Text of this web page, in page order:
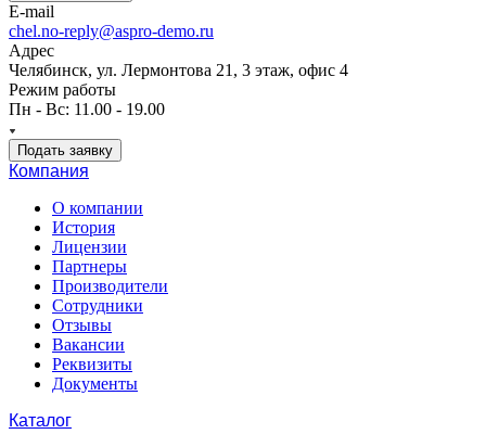
E-mail
chel.no-reply@aspro-demo.ru
Адрес
Челябинск, ул. Лермонтова 21, 3 этаж, офис 4
Режим работы
Пн - Вс: 11.00 - 19.00
Подать заявку
Компания
О компании
История
Лицензии
Партнеры
Производители
Сотрудники
Отзывы
Вакансии
Реквизиты
Документы
Каталог